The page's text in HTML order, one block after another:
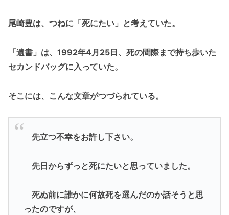
尾崎豊は、つねに「死にたい」と考えていた。
「遺書」は、1992年4月25日、死の間際まで持ち歩いた
セカンドバッグに入っていた。
そこには、こんな文章がつづられている。
先立つ不幸をお許し下さい。
先日からずっと死にたいと思っていました。
死ぬ前に誰かに何故死を選んだのか話そうと思
ったのですが、